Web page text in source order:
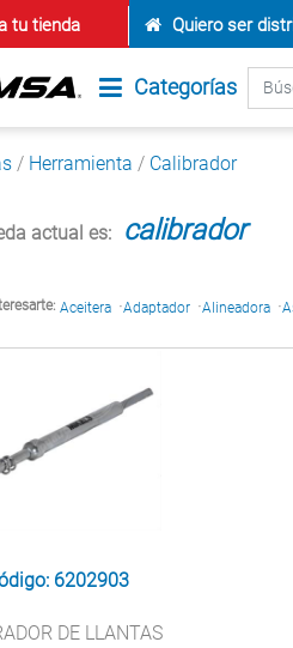
tu tienda Quiero ser
Categorías
/ Herramienta / Calibrador
actual es: calibrador
Aceitera ·Adaptador ·Alineadora ·
6202903
DE LLANTAS